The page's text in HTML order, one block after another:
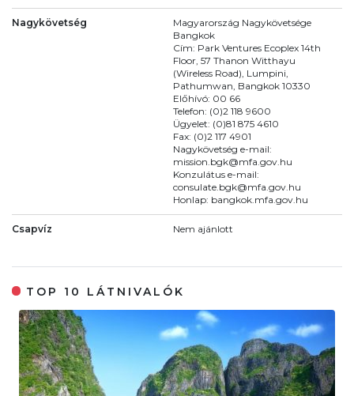
Nagykövetség
Magyarország Nagykövetsége
Bangkok
Cím: Park Ventures Ecoplex 14th
Floor, 57 Thanon Witthayu
(Wireless Road), Lumpini,
Pathumwan, Bangkok 10330
Előhívó: 00 66
Telefon: (0)2 118 9600
Ügyelet: (0)81 875 4610
Fax: (0)2 117 4901
Nagykövetség e-mail:
mission.bgk@mfa.gov.hu
Konzulátus e-mail:
consulate.bgk@mfa.gov.hu
Honlap: bangkok.mfa.gov.hu
Csapvíz Nem ajánlott
TOP 10 LÁTNIVALÓK